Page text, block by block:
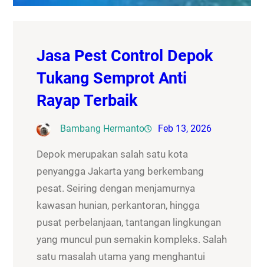
Jasa Pest Control Depok
Tukang Semprot Anti
Rayap Terbaik
Bambang Hermanto Feb 13, 2026
Depok merupakan salah satu kota
penyangga Jakarta yang berkembang
pesat. Seiring dengan menjamurnya
kawasan hunian, perkantoran, hingga
pusat perbelanjaan, tantangan lingkungan
yang muncul pun semakin kompleks. Salah
satu masalah utama yang menghantui